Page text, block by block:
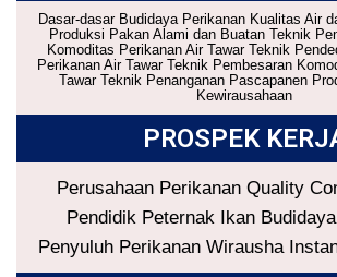
Dasar-dasar Budidaya Perikanan Kualitas Air
Produksi Pakan Alami dan Buatan Teknik
Komoditas Perikanan Air Tawar Teknik
Perikanan Air Tawar Teknik Pembesaran
Tawar Teknik Penanganan Pascapanen
Kewirausahaan
PROSPEK
Perusahaan Perikanan Quality
Pendidik Peternak Ikan
Penyuluh Perikanan Wirausha